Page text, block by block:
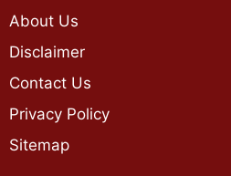
About Us
Disclaimer
Contact Us
Privacy Policy
Sitemap